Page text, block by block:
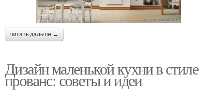
читать дальше →
Дизайн маленькой кухни в стиле
прованс: советы и идеи